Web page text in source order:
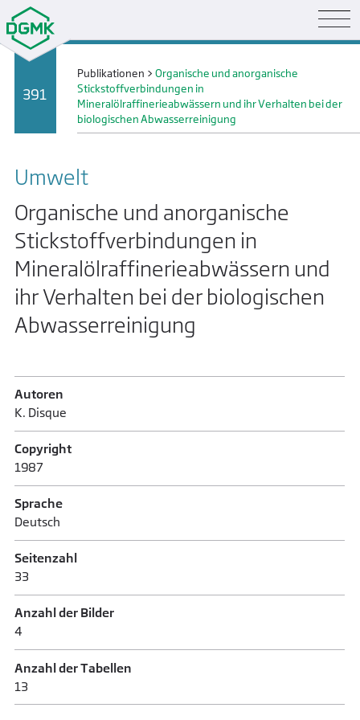
391
Publikationen >Organische und anorganische
Stickstoffverbindungen in
Mineralölraffinerieabwässern und ihr Verhalten bei der
biologischen Abwasserreinigung
Umwelt
Organische und anorganische
Stickstoffverbindungen in
Mineralölraffinerieabwässern und
ihr Verhalten bei der biologischen
Abwasserreinigung
Autoren
K. Disque
Copyright
1987
Sprache
Deutsch
Seitenzahl
33
Anzahl der Bilder
4
Anzahl der Tabellen
13